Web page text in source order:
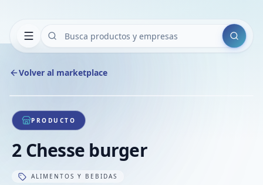
Buscar
Volver al marketplace
1/1
PRODUCTO
2 Chesse burger
ALIMENTOS Y BEBIDAS